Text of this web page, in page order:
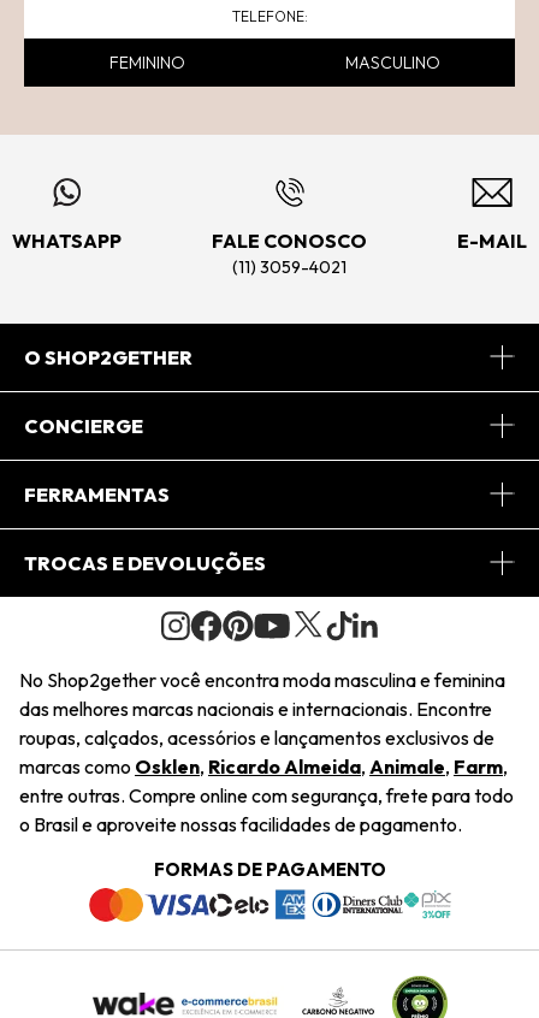
FEMININO MASCULINO
WHATSAPP FALE CONOSCO
(11) 3059-4021
E-MAIL
O SHOP2GETHER
Sobre Nós
Journal
Saiu na Mídia
Sustentabilidade
Navegando
Termos e Condições
Trabalhe Conosco
CONCIERGE
Central de Relacionamento
Regulamento e Promoções
FERRAMENTAS
Minha Conta
Pedido de Presente
Wishlist
TROCAS E DEVOLUÇÕES
Condições Gerais
Troca Fácil
Restituição de Pagamento
Dúvidas Frequentes
Termos e Condições
Política de Privacidade
No Shop2gether você encontra moda masculina e feminina
das melhores marcas nacionais e internacionais. Encontre
roupas, calçados, acessórios e lançamentos exclusivos de
marcas como Osklen, Ricardo Almeida, Animale, Farm,
entre outras. Compre online com segurança, frete para todo
o Brasil e aproveite nossas facilidades de pagamento.
FORMAS DE PAGAMENTO